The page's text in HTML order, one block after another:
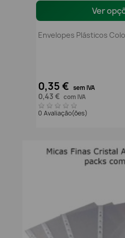
Ver
Envelopes Plásticos
0,35 € sem IVA
0,43 € com IVA
0 Avaliação(ões)